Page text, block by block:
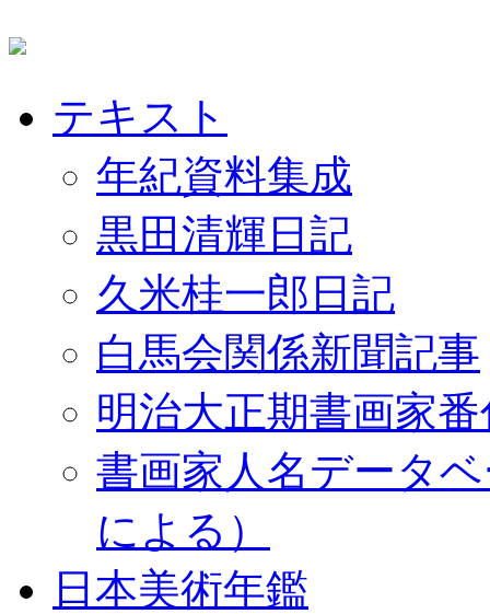
テキスト
年紀資料集成
黒田清輝日記
久米桂一郎日記
白馬会関係新聞記事
明治大正期書画家
書画家人名データ
による）
日本美術年鑑